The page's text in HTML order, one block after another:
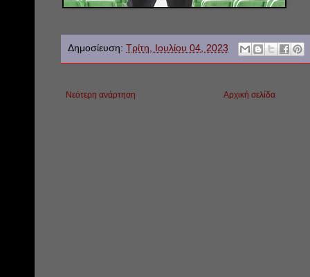
Δημοσίευση: Τρίτη, Ιουλίου 04, 2023
Νεότερη ανάρτηση Αρχική σελίδα